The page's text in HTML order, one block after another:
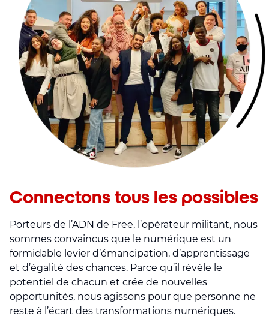
Connectons tous les possibles
Porteurs de l’ADN de Free, l’opérateur militant, nous
sommes convaincus que le numérique est un
formidable levier d’émancipation, d’apprentissage
et d’égalité des chances. Parce qu’il révèle le
potentiel de chacun et crée de nouvelles
opportunités, nous agissons pour que personne ne
reste à l’écart des transformations numériques.